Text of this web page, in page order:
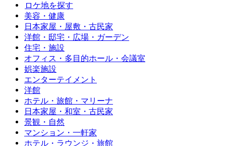
ロケ地を探す
美容・健康
日本家屋・屋敷・古民家
洋館・邸宅・広場・ガーデン
住宅・施設
オフィス・多目的ホール・会議室
娯楽施設
エンターテイメント
洋館
ホテル・旅館・マリーナ
日本家屋・和室・古民家
景観・自然
マンション・一軒家
ホテル・ラウンジ・旅館